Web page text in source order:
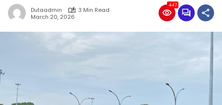
Dutaadmin
3 Min Read
March 20, 2026
447